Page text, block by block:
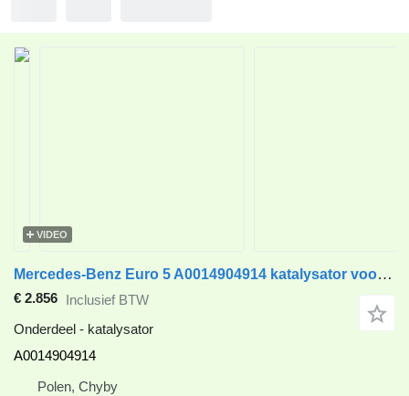
VIDEO
Mercedes-Benz Euro 5 A0014904914 katalysator voor Mercedes-Benz O530 , Tourismo , Integro , Intouro , Setra vrachtwagen
€ 2.856 Inclusief BTW
Onderdeel - katalysator
A0014904914
Polen, Chyby